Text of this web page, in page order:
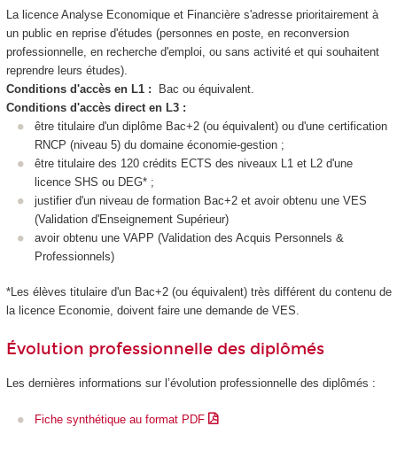
La licence Analyse Economique et Financière s'adresse prioritairement à
un public en reprise d'études (personnes en poste, en reconversion
professionnelle, en recherche d'emploi, ou sans activité et qui souhaitent
reprendre leurs études).
Conditions d'accès en L1 :
Bac ou équivalent.
Conditions d'accès direct en L3 :
être titulaire d'un diplôme Bac+2 (ou équivalent) ou d'une certification
RNCP (niveau 5) du domaine économie-gestion ;
être titulaire des 120 crédits ECTS des niveaux L1 et L2 d'une
licence SHS ou DEG* ;
justifier d'un niveau de formation Bac+2 et avoir obtenu une VES
(Validation d'Enseignement Supérieur)
avoir obtenu une VAPP (Validation des Acquis Personnels &
Professionnels)
*Les élèves titulaire d'un Bac+2 (ou équivalent) très différent du contenu de
la licence Economie, doivent faire une demande de VES.
Évolution professionnelle des diplômés
Les dernières informations sur l’évolution professionnelle des diplômés :
Fiche synthétique au format PDF